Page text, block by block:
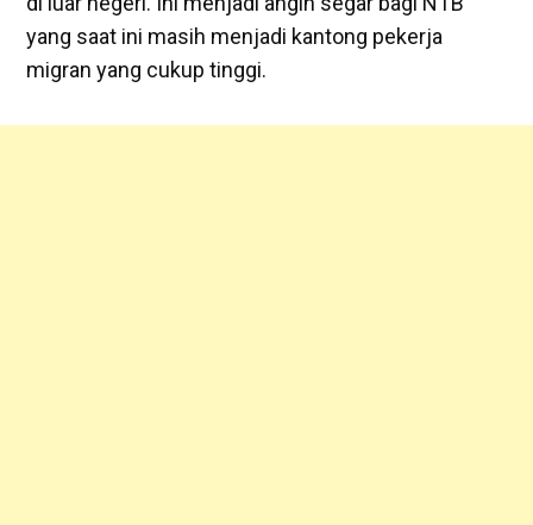
yang saat ini masih menjadi kantong pekerja
migran yang cukup tinggi.